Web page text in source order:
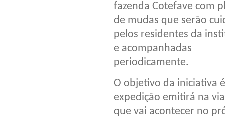
fazenda Cotefave com
de mudas que serão
pelos residentes da
e acompanhadas
periodicamente.
O objetivo da iniciativa
expedição emitirá na
que vai acontecer no